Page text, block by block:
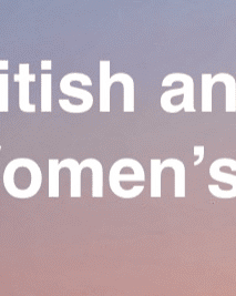
Exporter uniquement
Ajoutez un logo, un